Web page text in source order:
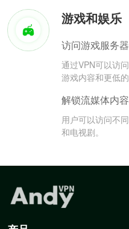
游戏和娱乐
访问游戏服务器
通过VPN可以访
游戏内容和更低的
解锁流媒体内容
用户可以访问不
和电视剧。